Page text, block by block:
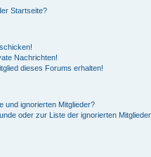
Startseite?
Nachrichten!
dieses Forums erhalten!
und ignorierten Mitglieder?
oder zur Liste der ignorierten